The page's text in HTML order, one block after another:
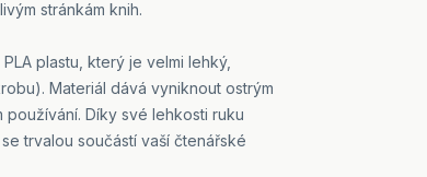
stránkám knih.
plastu, který je velmi lehký,
Materiál dává vyniknout ostrým
Díky své lehkosti ruku
trvalou součástí vaší čtenářské